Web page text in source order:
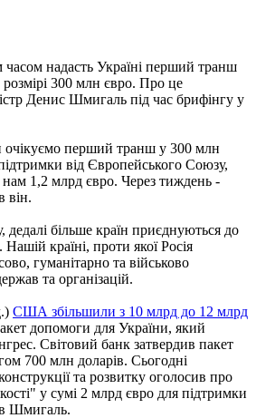
надасть Україні перший транш
300 млн євро. Про це
Денис Шмигаль під час брифінгу у
перший транш у 300 млн
від Європейського Союзу,
нам 1,2 млрд євро. Через тиждень -
він.
дедалі більше країн приєднуються до
Нашій країні, проти якої Росія
гуманітарно та військово
та організацій.
США збільшили з 10 млрд до 12 млрд
допомоги для України, який
Світовий банк затвердив пакет
700 млн доларів. Сьогодні
та розвитку оголосив про
у сумі 2 млрд євро для підтримки
Шмигаль.